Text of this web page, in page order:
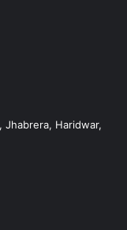
Jhabrera, Haridwar,